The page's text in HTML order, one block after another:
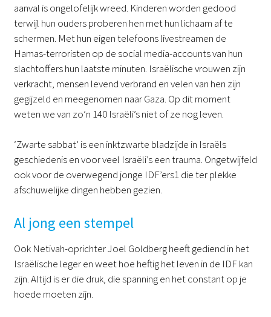
aanval is ongelofelijk wreed. Kinderen worden gedood
terwijl hun ouders proberen hen met hun lichaam af te
schermen. Met hun eigen telefoons livestreamen de
Hamas-terroristen op de social media-accounts van hun
slachtoffers hun laatste minuten. Israëlische vrouwen zijn
verkracht, mensen levend verbrand en velen van hen zijn
gegijzeld en meegenomen naar Gaza. Op dit moment
weten we van zo’n 140 Israëli’s niet of ze nog leven.
‘Zwarte sabbat’ is een inktzwarte bladzijde in Israëls
geschiedenis en voor veel Israëli’s een trauma. Ongetwijfeld
ook voor de overwegend jonge IDF’ers1 die ter plekke
afschuwelijke dingen hebben gezien.
Al jong een stempel
Ook Netivah-oprichter Joel Goldberg heeft gediend in het
Israëlische leger en weet hoe heftig het leven in de IDF kan
zijn. Altijd is er die druk, die spanning en het constant op je
hoede moeten zijn.